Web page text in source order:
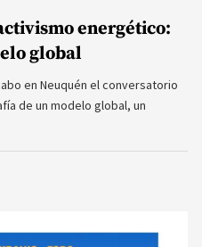
energético:
global
en Neuquén el conversatorio
de un modelo global, un